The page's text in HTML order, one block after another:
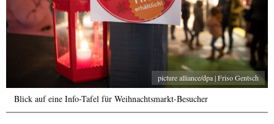
picture alliance/dpa | Friso Gentsch
Blick auf eine Info-Tafel für Weihnachtsmarkt-Besucher